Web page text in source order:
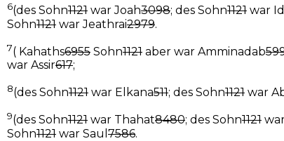
6(des Sohn1121 war Joah3098; des Sohn1121 war
Sohn1121 war Jeathrai2979.
7( Kahaths6955 Sohn1121 aber war Amminadab
war Assir617;
8(des Sohn1121 war Elkana511; des Sohn1121 war
9(des Sohn1121 war Thahat8480; des Sohn1121
Sohn1121 war Saul 7586.